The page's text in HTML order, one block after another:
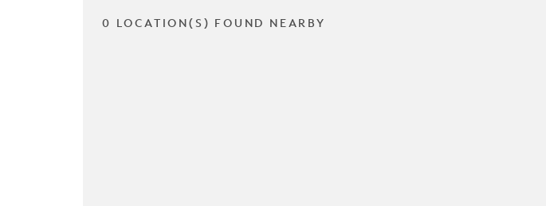
0 LOCATION(S) FOUND NEARBY